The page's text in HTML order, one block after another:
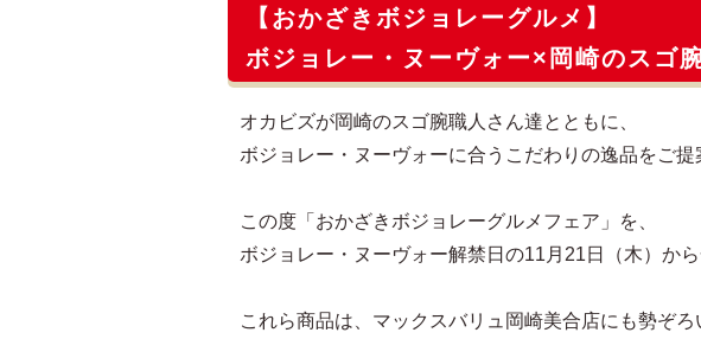
【おかざきボジョレーグルメ】
ボジョレー・ヌーヴォー×岡崎のスゴ
オカビズが岡崎のスゴ腕職人さん達とともに、
ボジョレー・ヌーヴォーに合うこだわりの逸品をご提
この度「おかざきボジョレーグルメフェア」を、
ボジョレー・ヌーヴォー解禁日の11月21日（木）か
これら商品は、マックスバリュ岡崎美合店にも勢ぞろ